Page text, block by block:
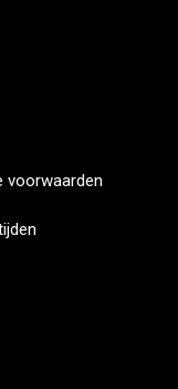
voorwaarden